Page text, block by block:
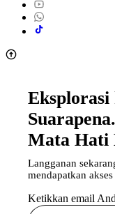
Mata Hati
Langganan
mendapatkan
Ketikkan email